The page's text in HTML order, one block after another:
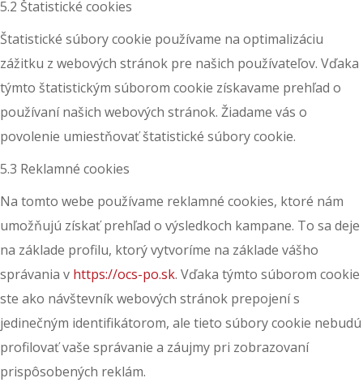
5.2 Štatistické cookies
Štatistické súbory cookie používame na optimalizáciu
zážitku z webových stránok pre našich používateľov. Vďaka
týmto štatistickým súborom cookie získavame prehľad o
používaní našich webových stránok. Žiadame vás o
povolenie umiestňovať štatistické súbory cookie.
5.3 Reklamné cookies
Na tomto webe používame reklamné cookies, ktoré nám
umožňujú získať prehľad o výsledkoch kampane. To sa deje
na základe profilu, ktorý vytvoríme na základe vášho
správania v https://ocs-po.sk. Vďaka týmto súborom cookie
ste ako návštevník webových stránok prepojení s
jedinečným identifikátorom, ale tieto súbory cookie nebudú
profilovať vaše správanie a záujmy pri zobrazovaní
prispôsobených reklám.